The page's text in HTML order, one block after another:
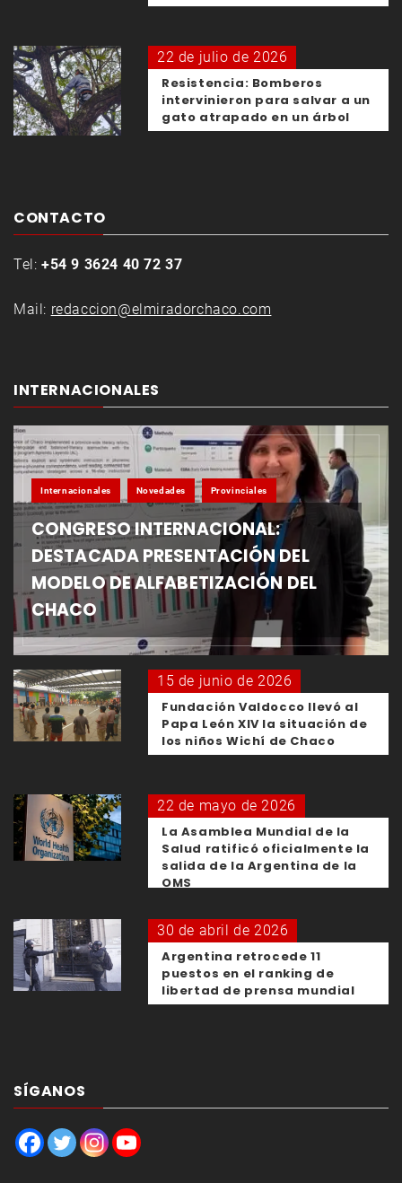
22 de julio de 2026
Resistencia: Bomberos
intervinieron para salvar a un
gato atrapado en un árbol
CONTACTO
Tel: +54 9 3624 40 72 37
Mail: redaccion@elmiradorchaco.com
INTERNACIONALES
Internacionales Novedades Provinciales
CONGRESO INTERNACIONAL:
DESTACADA PRESENTACIÓN DEL
MODELO DE ALFABETIZACIÓN DEL
CHACO
15 de junio de 2026
Fundación Valdocco llevó al
Papa León XIV la situación de
los niños Wichí de Chaco
22 de mayo de 2026
La Asamblea Mundial de la
Salud ratificó oficialmente la
salida de la Argentina de la
OMS
30 de abril de 2026
Argentina retrocede 11
puestos en el ranking de
libertad de prensa mundial
SÍGANOS